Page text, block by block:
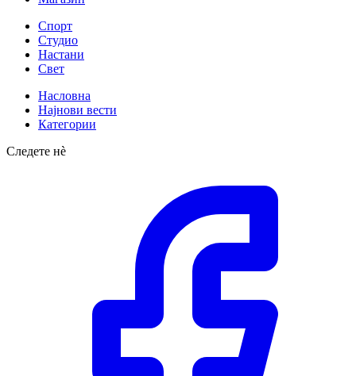
Спорт
Студио
Настани
Свет
Насловна
Најнови вести
Категории
Следете нè